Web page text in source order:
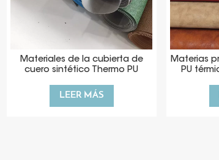
Materiales de la cubierta de
cuero sintético Thermo PU
LEER MÁS
Materias
PU